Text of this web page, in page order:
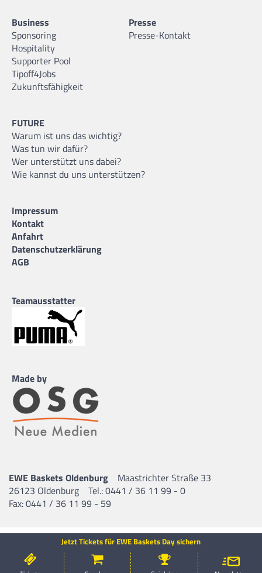
Jetzt Tickets für EWE Baskets Day sichern
Business
Sponsoring
Hospitality
Supporter Pool
Tipoff4Jobs
Zukunftsfähigkeit
Presse
Presse-Kontakt
FUTURE
Warum ist uns das wichtig?
Was tun wir dafür?
Wer unterstützt uns dabei?
Wie kannst du uns unterstützen?
Impressum
Kontakt
Anfahrt
Datenschutzerklärung
AGB
Teamausstatter
Made by
EWE Baskets Oldenburg
Maastrichter Straße 33
26123 Oldenburg
Tel.: 0441 / 36 11 99 - 0
Fax: 0441 / 36 11 99 - 59